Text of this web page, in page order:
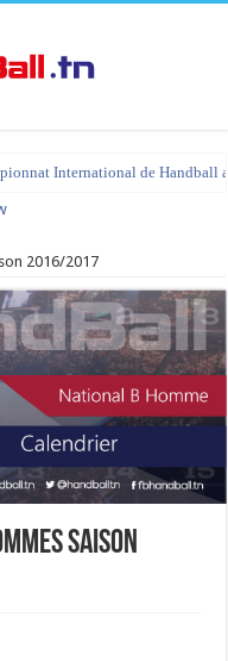
International de Handball
2016/2017
saison